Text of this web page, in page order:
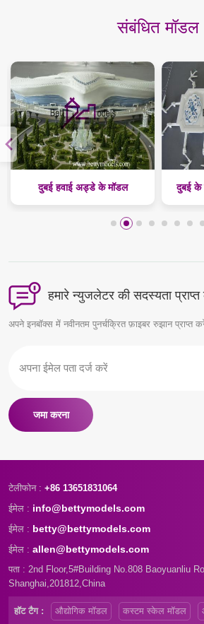
संबंधित मॉडल
दुबई हवाई अड्डे के मॉडल दुबई के
हमारे न्युजलेटर की सदस्यता
अपने इनबॉक्स में नवीनतम पुनर्चक्रित फ़ाइबर रुझान प्राप्त
जमा करना
टेलीफोन : +86 13651831064
ईमेल : info@bettymodels.com
ईमेल : betty@bettymodels.com
ईमेल : allen@bettymodels.com
पता : 2nd Floor,5#Building No.808 Baoyuanliu
Shanghai,201812,China
हॉट टैग : औद्योगिक मॉडल कस्टम स्केल मॉडल